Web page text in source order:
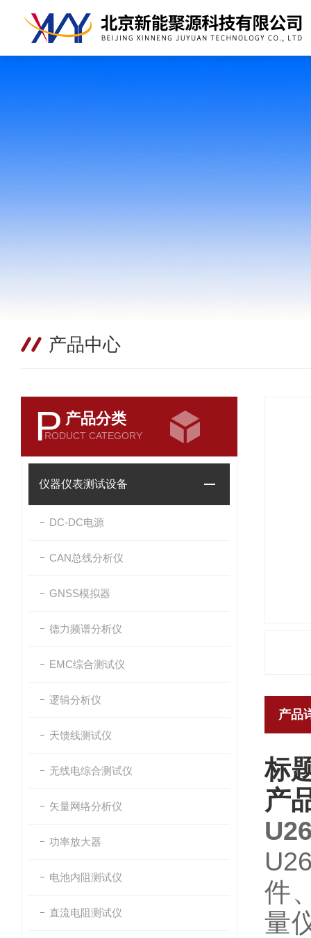
产品中心
P 产品分类
RODUCT CATEGORY
仪器仪表测试设备
DC-DC电源
CAN总线分析仪
GNSS模拟器
德力频谱分析仪
EMC综合测试仪
逻辑分析仪
天馈线测试仪
无线电综合测试仪
矢量网络分析仪
功率放大器
电池内阻测试仪
直流电阻测试仪
产品
标
产
件
量